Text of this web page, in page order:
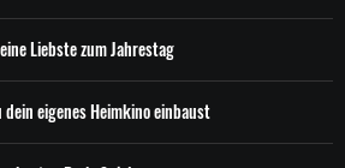
Liebste zum Jahrestag
eigenes Heimkino einbaust